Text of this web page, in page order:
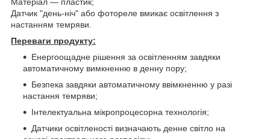
Датчик "день-ніч" або фотореле вмикає освітлення з
настанням темряви.
Переваги продукту:
Енергоощадне рішення за освітленням завдяки
автоматичному вимкненню в денну пору;
Безпека завдяки автоматичному ввімкненню у разі
настання темряви;
Інтелектуальна мікропроцесорна технологія;
Датчики освітленості визначають денне світло на